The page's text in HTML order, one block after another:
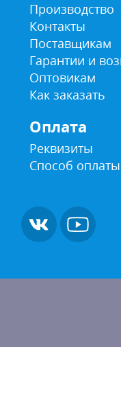
Производство
Контакты
Поставщикам
Гарантии и
Оптовикам
Как заказать
Оплата
Реквизиты
Способ оплаты